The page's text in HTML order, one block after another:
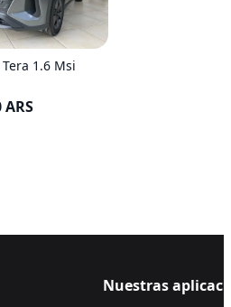
1.6 Msi
Nuestras